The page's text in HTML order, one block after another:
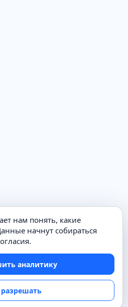
нам понять, какие
начнут собираться
аналитику